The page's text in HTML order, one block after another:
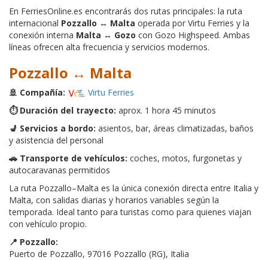
En FerriesOnline.es encontrarás dos rutas principales: la ruta
internacional Pozzallo ↔ Malta operada por Virtu Ferries y la
conexión interna Malta ↔ Gozo con Gozo Highspeed. Ambas
líneas ofrecen alta frecuencia y servicios modernos.
Pozzallo ↔ Malta
🚢 Compañía:
Virtu Ferries
⏱️ Duración del trayecto: aprox. 1 hora 45 minutos
💺 Servicios a bordo: asientos, bar, áreas climatizadas, baños
y asistencia del personal
🚗 Transporte de vehículos: coches, motos, furgonetas y
autocaravanas permitidos
La ruta Pozzallo–Malta es la única conexión directa entre Italia y
Malta, con salidas diarias y horarios variables según la
temporada. Ideal tanto para turistas como para quienes viajan
con vehículo propio.
📍 Pozzallo:
Puerto de Pozzallo, 97016 Pozzallo (RG), Italia